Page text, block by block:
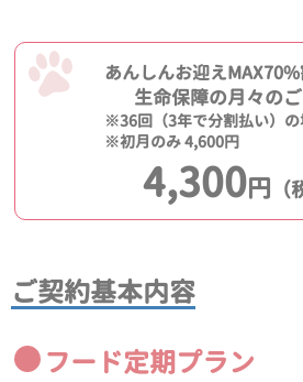
あんしんお迎え
生命保障の月々の
※36回（3年で分割払い）の
※初月のみ 4,600円
4,300円 （
ご契約基本内容
フード定期プラン